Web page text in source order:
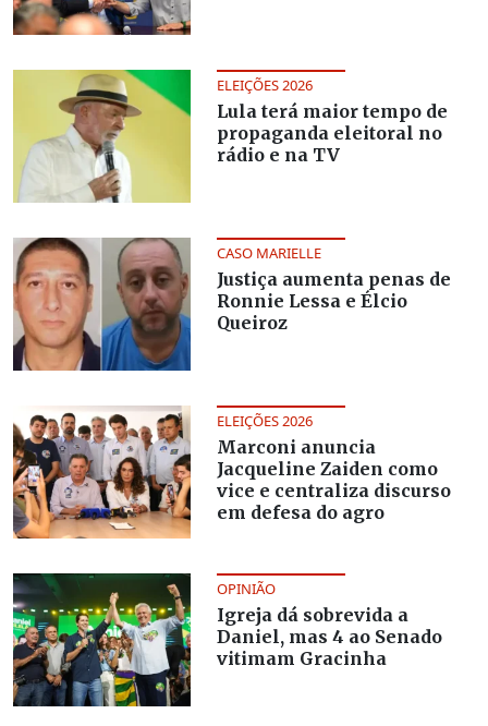
ELEIÇÕES 2026
Lula terá maior tempo de
propaganda eleitoral no
rádio e na TV
CASO MARIELLE
Justiça aumenta penas de
Ronnie Lessa e Élcio
Queiroz
ELEIÇÕES 2026
Marconi anuncia
Jacqueline Zaiden como
vice e centraliza discurso
em defesa do agro
OPINIÃO
Igreja dá sobrevida a
Daniel, mas 4 ao Senado
vitimam Gracinha